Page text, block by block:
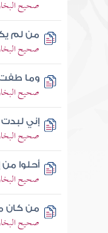
صحيح
من لم
صحيح
وما طفت
صحيح
إني
صحيح
أحلوا
صحيح
من كان
صحيح